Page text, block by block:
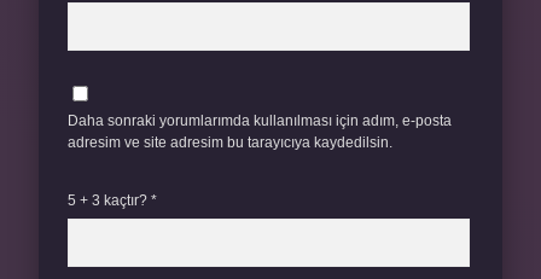
Daha sonraki yorumlarımda kullanılması için adım, e-posta
adresim ve site adresim bu tarayıcıya kaydedilsin.
5 + 3 kaçtır? *